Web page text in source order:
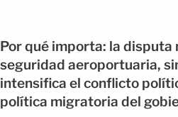
Por qué importa: la disputa
seguridad aeroportuaria,
intensifica el conflicto
política migratoria del